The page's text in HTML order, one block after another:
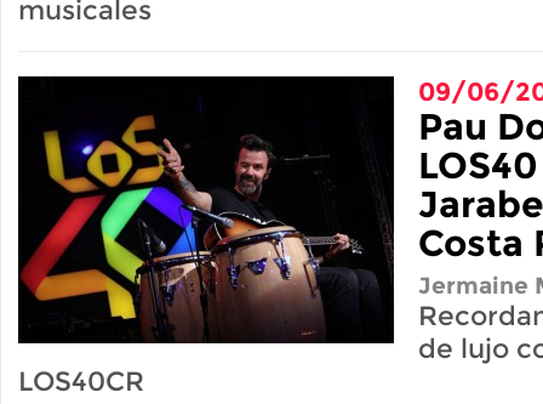
musicales
09/06/
Pau
Costa
Jermaine
de lujo
LOS40CR